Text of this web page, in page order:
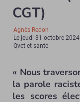
CGT)
Agnès Redon
Le jeudi 31 octobre 2024
Qvct et santé
« Nous
la parole
les scores